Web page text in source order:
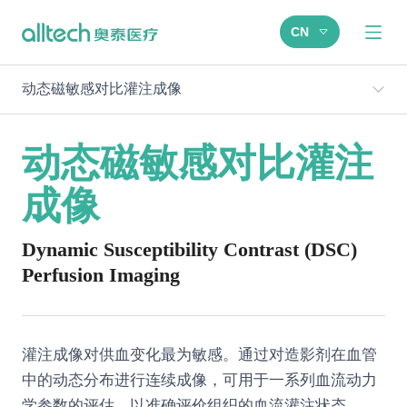
CN
动态磁敏感对比灌注成像
动态磁敏感对比灌注
成像
Dynamic Susceptibility Contrast (DSC)
Perfusion Imaging
灌注成像对供血变化最为敏感。通过对造影剂在血管
中的动态分布进行连续成像，可用于一系列血流动力